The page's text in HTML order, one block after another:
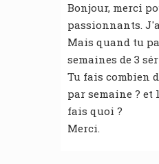
Bonjour, merci
passionnants.
Mais quand tu
semaines de 3
Tu fais combien
par semaine ? et
fais quoi ?
Merci.